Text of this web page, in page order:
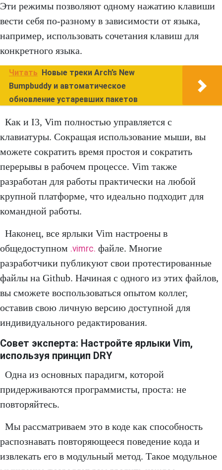
Эти режимы позволяют одному нажатию клавиши
вести себя по-разному в зависимости от языка,
например, использовать сочетания клавиш для
конкретного языка.
Читать
Новые треки Arch’s New
Bumpbuddy и автоматическое
обновление устаревших пакетов
Как и I3, Vim полностью управляется с
клавиатуры. Сокращая использование мыши, вы
можете сократить время простоя и сократить
перерывы в рабочем процессе. Vim также
разработан для работы практически на любой
крупной платформе, что идеально подходит для
командной работы.
Наконец, все ярлыки Vim настроены в
общедоступном .vimrc. файле. Многие
разработчики публикуют свои протестированные
файлы на Github. Начиная с одного из этих файлов,
вы сможете воспользоваться опытом коллег,
оставив свою личную версию доступной для
индивидуального редактирования.
Совет эксперта: Настройте ярлыки Vim,
используя принцип DRY
Одна из основных парадигм, которой
придерживаются программисты, проста: не
повторяйтесь.
Мы рассматриваем это в коде как способность
распознавать повторяющееся поведение кода и
извлекать его в модульный метод. Такое модульное